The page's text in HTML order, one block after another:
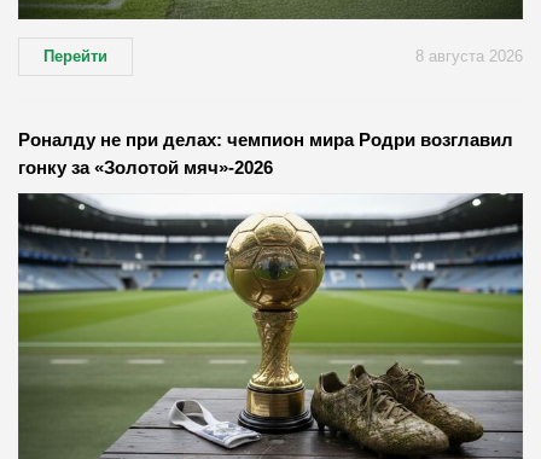
Перейти 8 августа 2026
Роналду не при делах: чемпион мира Родри возглавил
гонку за «Золотой мяч»-2026